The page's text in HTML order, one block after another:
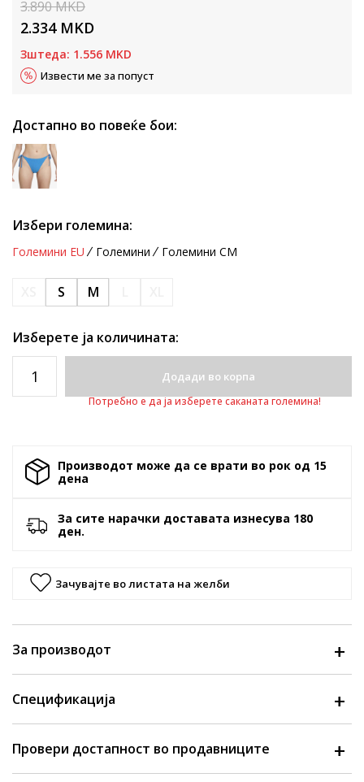
3.890MKD
2.334 MKD
Зштеда: 1.556 MKD
Извести ме за попуст
Достапно во повеќе бои:
Избери големина:
Големини EU Големини Големини CM
S M
Изберете ја количината:
Додади во корпа
Потребно е да ја изберете саканата големина!
Производот може да се врати во рок од 15
денa
За сите нарачки доставата изнесува 180
ден.
Зачувајте во листата на желби
За производот
Спецификација
Провери достапност во продавниците